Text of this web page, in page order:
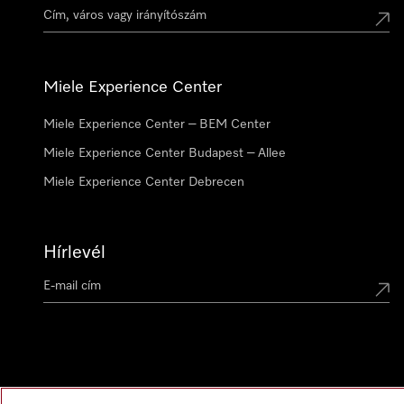
Miele Experience Center
Miele Experience Center – BEM Center
Miele Experience Center Budapest – Allee
Miele Experience Center Debrecen
Hírlevél